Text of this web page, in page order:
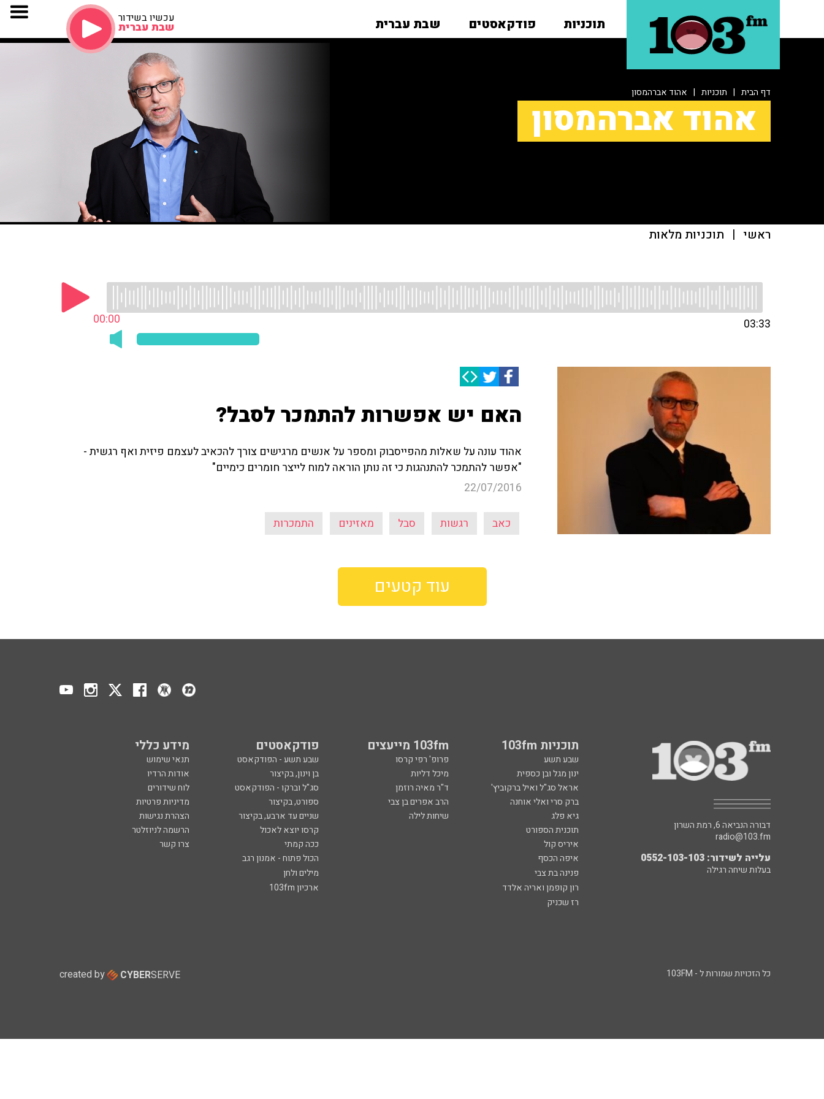
תוכניות פודקאסטים שבת עברית עכשיו בשידור
שבת עברית
דף הבית | תוכניות | אהוד אברהמסון
אהוד אברהמסון
ראשי | תוכניות מלאות
00:00 03:33
האם יש אפשרות להתמכר לסבל?
אהוד עונה על שאלות מהפייסבוק ומספר על אנשים מרגישים צורך להכאיב לעצמם פיזית ואף רגשית -
"אפשר להתמכר להתנהגות כי זה נותן הוראה למוח לייצר חומרים כימיים"
22/07/2016
כאב רגשות סבל מאזינים התמכרות
עוד קטעים
תוכניות 103fm 103fm מייעצים פודקאסטים מידע כללי
שבע תשע פרופ' רפי קרסו שבע תשע - הפודקאסט
תנאי שימוש
ינון מגל ובן כספית
מיכל דליות בן וינון, בקיצור
אודות הרדיו
אראל סג"ל ואיל ברקוביץ'
ד"ר מאיה רוזמן סג"ל וברקו - הפודקאסט
לוח שידורים
ברק סרי ואלי אוחנה
הרב אפרים בן צבי ספורט, בקיצור
מדיניות פרטיות
גיא פלג
שיחות לילה שניים עד ארבע, בקיצור
הצהרת נגישות
תוכנית הספורט
קרסו יוצא לאכול
הרשמה לניוזלטר
איריס קול
ככה קמתי
צרו קשר
איפה הכסף
הכול פתוח - אמנון רגב
פנינה בת צבי
מילים ולחן
רון קופמן ואריה אלדד
ארכיון 103fm
רז שכניק
דבורה הנביאה 6, רמת השרון
radio@103.fm
עלייה לשידור: 0552-103-103
בעלות שיחה רגילה
כל הזכויות שמורות ל - 103FM created by CYBERSERVE